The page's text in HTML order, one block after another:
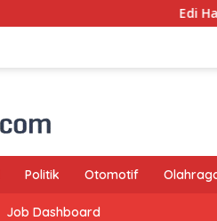
Edi Hasibuan
Politik Otomotif
Job Dashboard